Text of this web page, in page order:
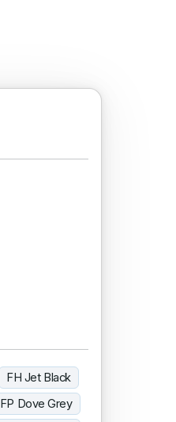
FH Jet Black
FP Dove Grey